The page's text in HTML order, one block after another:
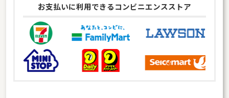
お支払いに利用できるコンビニエンスストア